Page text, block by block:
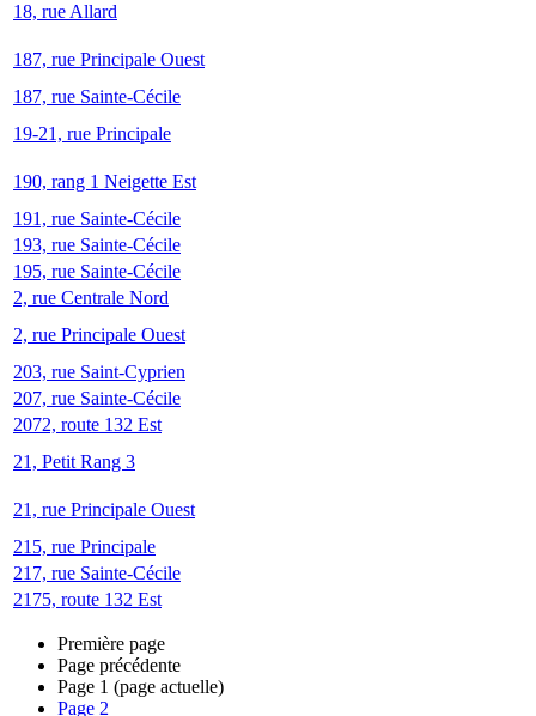
18, rue Allard
187, rue Principale Ouest
187, rue Sainte-Cécile
19-21, rue Principale
190, rang 1 Neigette Est
191, rue Sainte-Cécile
193, rue Sainte-Cécile
195, rue Sainte-Cécile
2, rue Centrale Nord
2, rue Principale Ouest
203, rue Saint-Cyprien
207, rue Sainte-Cécile
2072, route 132 Est
21, Petit Rang 3
21, rue Principale Ouest
215, rue Principale
217, rue Sainte-Cécile
2175, route 132 Est
Première page
Page précédente
Page 1 (page actuelle)
Page 2